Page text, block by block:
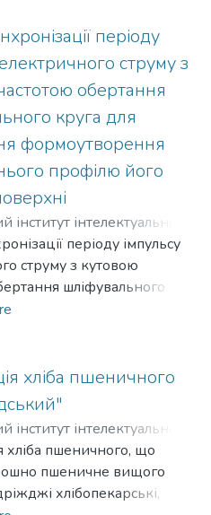
пункцію
залози та
тканин з
який
тим, що під час біопсії
візуальний контроль за
та положенням
залози шляхом
проведення
періоду
струму з
обертання
круга для
формоутворення
профілю його
інститут інтелектуальної
06-25)Шпилька,
; Костенко, Олена
;Шпилька, Андрій
періоду імпульсу
струму з кутовою
шліфувального
формоутворення
з яким синхронно до
шліфувального
відбувається генерація
імпульсів в зону
для виникнення
руйнації фрагмента
круга, який
тим, що синхронізація
хліба пшеничного
інститут інтелектуальної
06-25)Калашник,
;Бараболя, Ольга
Мороз, Світлана Едуардівна
хліба пшеничного, що
пшеничне вищого
хлібопекарські,